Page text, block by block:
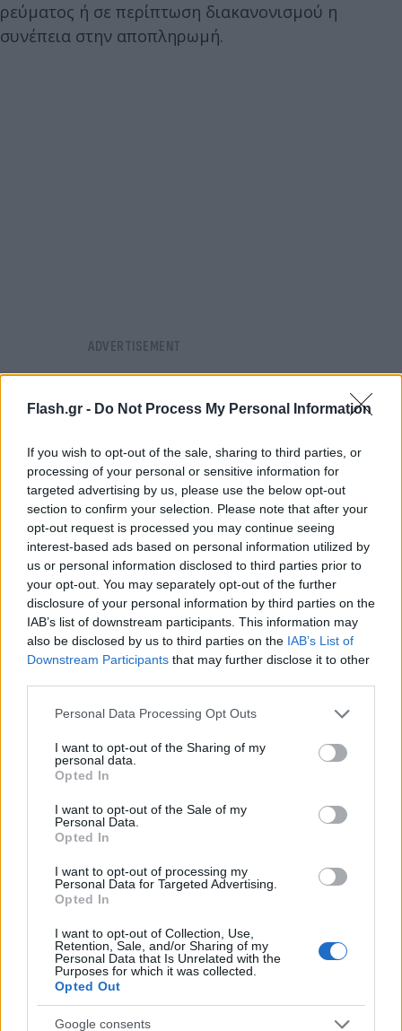
Flash.gr - Do Not Process My Personal Information
If you wish to opt-out of the sale, sharing to third parties, or
processing of your personal or sensitive information for
targeted advertising by us, please use the below opt-out
section to confirm your selection. Please note that after your
opt-out request is processed you may continue seeing
interest-based ads based on personal information utilized by
us or personal information disclosed to third parties prior to
your opt-out. You may separately opt-out of the further
disclosure of your personal information by third parties on the
IAB’s list of downstream participants. This information may
also be disclosed by us to third parties on the IAB’s List of
Downstream Participants that may further disclose it to other
Please note that this website/app uses one or more Google
not limited to your visit or usage behaviour. You may click to
grant or deny consent to Google and its third-party tags to
use your data for below specified purposes in below Google
consent section.
Personal Data Processing Opt Outs
I want to opt-out of the Sharing of my
personal data.
Opted In
I want to opt-out of the Sale of my
Personal Data.
Opted In
I want to opt-out of processing my
Personal Data for Targeted Advertising.
Opted In
I want to opt-out of Collection, Use,
Retention, Sale, and/or Sharing of my
Personal Data that Is Unrelated with the
Purposes for which it was collected.
Opted Out
Google consents
ρεύματος ή σε περίπτωση διακανονισμού η
συνέπεια στην αποπληρωμή.
Εκτός επιδοτήσεων θα μείνουν και όσοι κλέβουν
συνδέσεις εμφανίζουν ραγδαία αύξηση την
από το κλεμμένο ρεύμα από 201 εκατ. ευρώ το 2021
έχουν ξεπεράσει τα 400 εκατ. ευρώ. Η ποσότητα
ηλεκτρικής ενέργειας που υπολογίζεται ότι
κλάπηκε το 2022 ανήλθε στα 11 εκατομμύρια
κιλοβατώρες, έναντι πάνω από 50 εκατομμύρια το
2017 και 79 εκατομμύρια το 2018.
Μάστιγα οι ρευματοκλοπές
Την παραβατικότητα και τα κέρδη της συντηρούν
ηλεκτρολόγοι και κυκλώματα με εξειδίκευση στις
παράνομες συνδέσεις και τους «πειραγμένους»